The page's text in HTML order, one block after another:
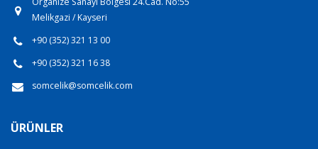
Melikgazi / Kayseri
+90 (352) 321 13 00
+90 (352) 321 16 38
somcelik@somcelik.com
ÜRÜNLER